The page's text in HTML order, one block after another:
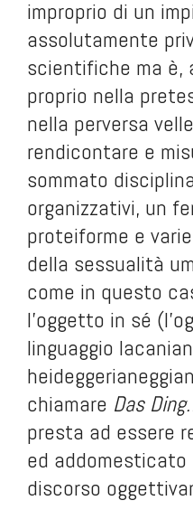
improprio di un
assolutamente
scientifiche ma è,
proprio nella
nella perversa
rendicontare e
sommato
organizzativi, un
proteiforme e
della sessualità
come in questo
l’oggetto in sé
linguaggio
chiamare Das
presta ad essere
ed addomesticato
discorso